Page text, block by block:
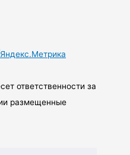
ответственности за
размещенные